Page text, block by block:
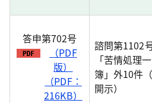
答申第702号
（PDF
版）
（PDF：
216KB）
諮問第1102
「苦情処理
簿」外10件
開示）